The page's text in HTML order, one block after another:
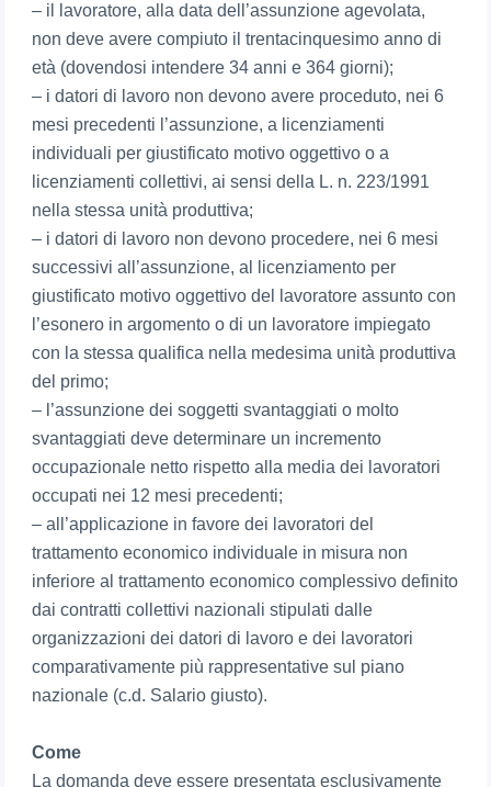
– il lavoratore, alla data dell’assunzione agevolata,
non deve avere compiuto il trentacinquesimo anno di
età (dovendosi intendere 34 anni e 364 giorni);
– i datori di lavoro non devono avere proceduto, nei 6
mesi precedenti l’assunzione, a licenziamenti
individuali per giustificato motivo oggettivo o a
licenziamenti collettivi, ai sensi della L. n. 223/1991
nella stessa unità produttiva;
– i datori di lavoro non devono procedere, nei 6 mesi
successivi all’assunzione, al licenziamento per
giustificato motivo oggettivo del lavoratore assunto con
l’esonero in argomento o di un lavoratore impiegato
con la stessa qualifica nella medesima unità produttiva
del primo;
– l’assunzione dei soggetti svantaggiati o molto
svantaggiati deve determinare un incremento
occupazionale netto rispetto alla media dei lavoratori
occupati nei 12 mesi precedenti;
– all’applicazione in favore dei lavoratori del
trattamento economico individuale in misura non
inferiore al trattamento economico complessivo definito
dai contratti collettivi nazionali stipulati dalle
organizzazioni dei datori di lavoro e dei lavoratori
comparativamente più rappresentative sul piano
nazionale (c.d. Salario giusto).
Come
La domanda deve essere presentata esclusivamente